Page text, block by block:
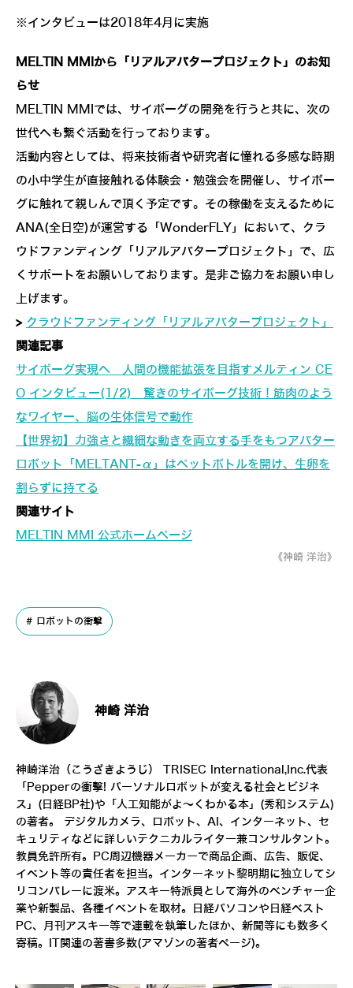
※インタビューは2018年4月に実施
MELTIN MMIから「リアルアバタープロジェクト」のお知
らせ
MELTIN MMIでは、サイボーグの開発を行うと共に、次の
世代へも繋ぐ活動を行っております。
活動内容としては、将来技術者や研究者に憧れる多感な時期
の小中学生が直接触れる体験会・勉強会を開催し、サイボー
グに触れて親しんで頂く予定です。その稼働を支えるために
ANA(全日空)が運営する「WonderFLY」において、クラ
ウドファンディング「リアルアバタープロジェクト」で、広
くサポートをお願いしております。是非ご協力をお願い申し
上げます。
> クラウドファンディング「リアルアバタープロジェクト」
関連記事
サイボーグ実現へ 人間の機能拡張を目指すメルティン CE
O インタビュー(1/2) 驚きのサイボーグ技術！筋肉のよう
なワイヤー、脳の生体信号で動作
【世界初】力強さと繊細な動きを両立する手をもつアバター
ロボット「MELTANT-α」はペットボトルを開け、生卵を
割らずに持てる
関連サイト
MELTIN MMI 公式ホームページ
《神崎 洋治》
ロボットの衝撃
神崎 洋治
神崎洋治（こうざきようじ） TRISEC International,Inc.代表
「 Pepperの衝撃! パーソナルロボットが変える社会とビジネ
ス 」(日経BP社)や「 人工知能がよ～くわかる本 」(秀和システム)
の著者。 デジタルカメラ、ロボット、AI、インターネット、セ
キュリティなどに詳しいテクニカルライター兼コンサルタント。
教員免許所有。PC周辺機器メーカーで商品企画、広告、販促、
イベント等の責任者を担当。インターネット黎明期に独立してシ
リコンバレーに渡米。アスキー特派員として海外のベンチャー企
業や新製品、各種イベントを取材。日経パソコンや日経ベスト
PC、月刊アスキー等で連載を執筆したほか、新聞等にも数多く
寄稿。IT関連の著書多数(アマゾンの著者ページ)。